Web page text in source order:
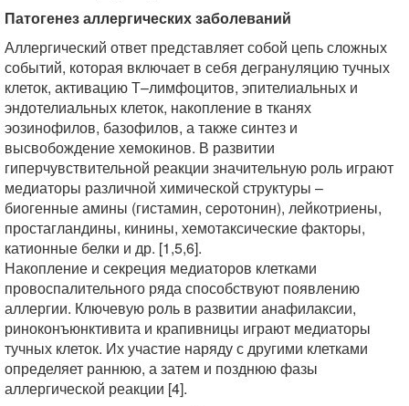
Патогенез аллергических заболеваний
Аллергический ответ представляет собой цепь сложных
событий, которая включает в себя дегрануляцию тучных
клеток, активацию Т–лимфоцитов, эпителиальных и
эндотелиальных клеток, накопление в тканях
эозинофилов, базофилов, а также синтез и
высвобождение хемокинов. В развитии
гиперчувствительной реакции значительную роль играют
медиаторы различной химической структуры –
биогенные амины (гистамин, серотонин), лейкотриены,
простагландины, кинины, хемотаксические факторы,
катионные белки и др. [1,5,6].
Накопление и секреция медиаторов клетками
провоспалительного ряда способствуют появлению
аллергии. Ключевую роль в развитии анафилаксии,
риноконъюнктивита и крапивницы играют медиаторы
тучных клеток. Их участие наряду с другими клетками
определяет раннюю, а затем и позднюю фазы
аллергической реакции [4].